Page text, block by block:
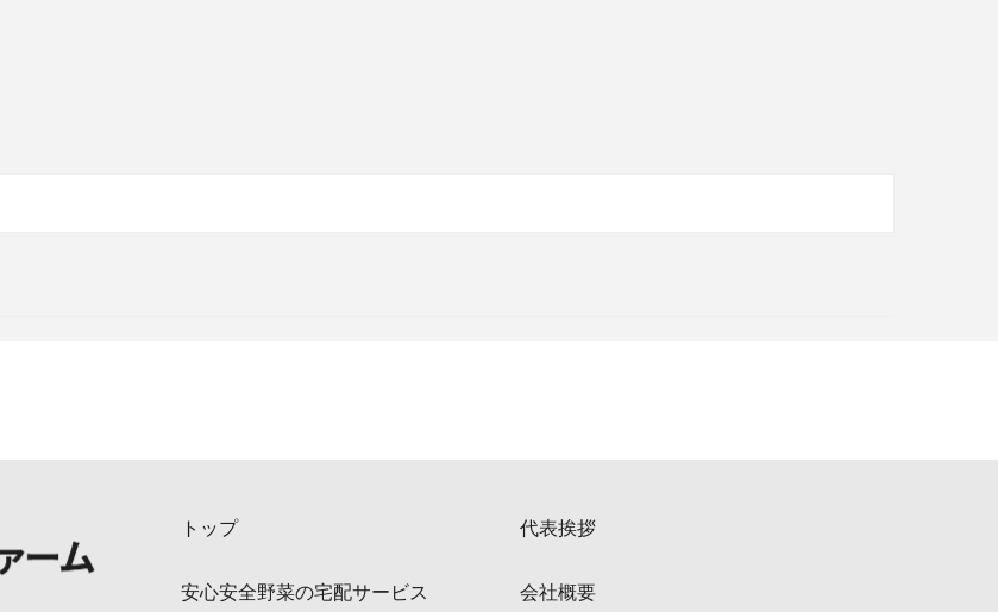
トップ 代表挨拶
安心安全野菜の宅配サービス 会社概要